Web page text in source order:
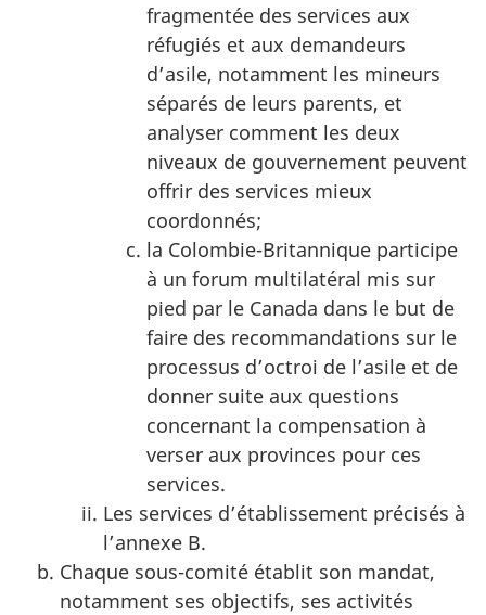
fragmentée des services aux
réfugiés et aux demandeurs
d’asile, notamment les mineurs
séparés de leurs parents, et
analyser comment les deux
niveaux de gouvernement peuvent
offrir des services mieux
coordonnés;
la Colombie-Britannique participe
à un forum multilatéral mis sur
pied par le Canada dans le but de
faire des recommandations sur le
processus d’octroi de l’asile et de
donner suite aux questions
concernant la compensation à
verser aux provinces pour ces
services.
Les services d’établissement précisés à
l’annexe B.
Chaque sous-comité établit son mandat,
notamment ses objectifs, ses activités